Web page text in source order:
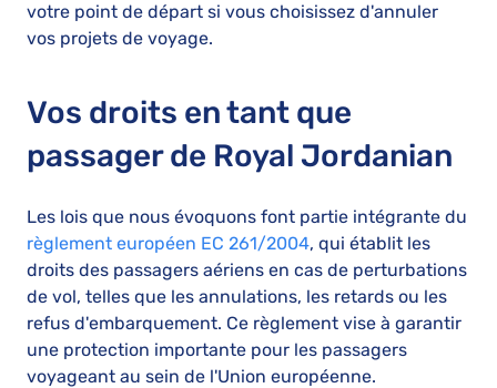
votre point de départ si vous choisissez d'annuler
vos projets de voyage.
Vos droits en tant que
passager de Royal Jordanian
Les lois que nous évoquons font partie intégrante du
règlement européen EC 261/2004, qui établit les
droits des passagers aériens en cas de perturbations
de vol, telles que les annulations, les retards ou les
refus d'embarquement. Ce règlement vise à garantir
une protection importante pour les passagers
voyageant au sein de l'Union européenne.